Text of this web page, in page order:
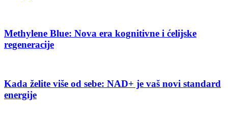
Methylene Blue: Nova era kognitivne i ćelijske
regeneracije
Kada želite više od sebe: NAD+ je vaš novi standard
energije